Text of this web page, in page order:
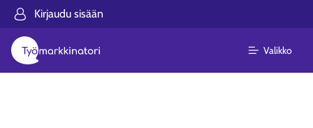
Kirjaudu sisään
Valikko